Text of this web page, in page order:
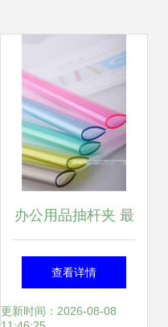
办公用品抽杆夹 最
新最全产品参考指
南
查看详情
更新时间：2026-08-08